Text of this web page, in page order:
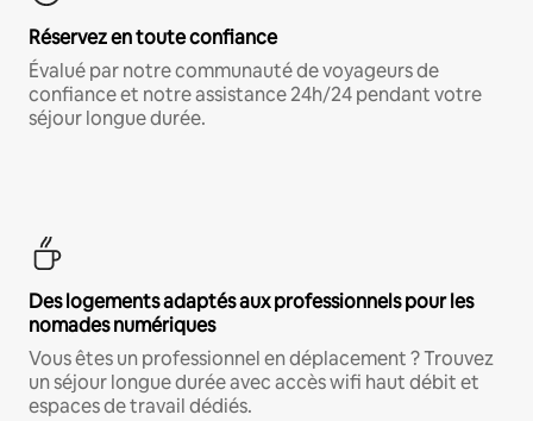
Réservez en toute confiance
Évalué par notre communauté de voyageurs de
confiance et notre assistance 24h/24 pendant votre
séjour longue durée.
Des logements adaptés aux professionnels pour les
nomades numériques
Vous êtes un professionnel en déplacement ? Trouvez
un séjour longue durée avec accès wifi haut débit et
espaces de travail dédiés.